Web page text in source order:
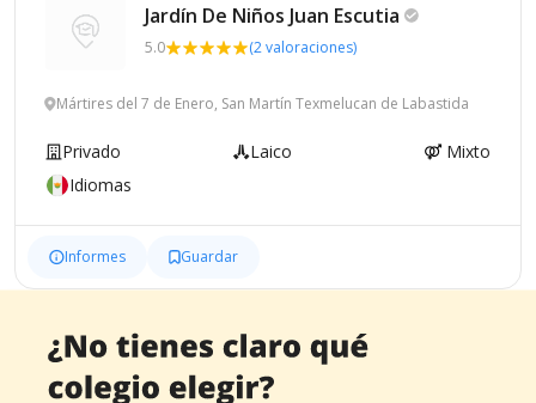
Jardín De Niños Juan Escutia
5.0 (2 valoraciones)
Mártires del 7 de Enero, San Martín Texmelucan de Labastida
Privado Laico
Mixto
Idiomas
Informes Guardar